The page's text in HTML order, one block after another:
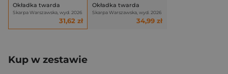
Okładka twarda
Skarpa Warszawska, wyd. 2026
31,62 zł
Okładka twarda
Skarpa Warszawska, wyd. 2026
34,99 zł
Kup w zestawie